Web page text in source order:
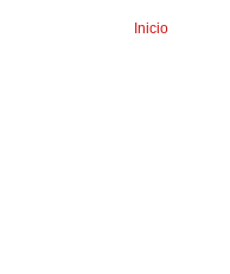
Inicio